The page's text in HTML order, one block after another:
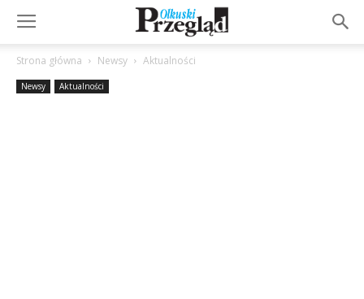
Strona główna Newsy Aktualności
Newsy Aktualności